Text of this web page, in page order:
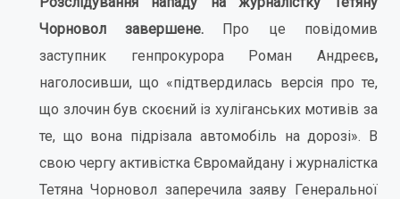
Чорновол завершене. Про це повідомив
заступник генпрокурора Роман Андреєв,
наголосивши, що «підтвердилась версія про те,
що злочин був скоєний із хуліганських мотивів за
те, що вона підрізала автомобіль на дорозі». В
свою чергу активістка Євромайдану і журналістка
Тетяна Чорновол заперечила заяву Генеральної